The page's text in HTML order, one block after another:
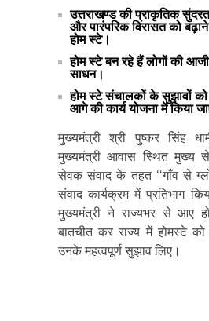
उत्तराखण्ड की प्राकृतिक
और पारंपरिक विरासत को
होम स्टे।
होम स्टे बन रहे हैं लोगों की
साधन।
होम स्टे संचालकों के सुझावों
आगे की कार्य योजना में किया
मुख्यमंत्री श्री पुष्कर सिंह
मुख्यमंत्री आवास स्थित मुख्य
सेवक संवाद के तहत ‘‘गाँव से
संवाद कार्यक्रम में प्रतिभाग
मुख्यमंत्री ने राज्यभर से आए
बातचीत कर राज्य में होमस्टे
उनके महत्वपूर्ण सुझाव लिए।